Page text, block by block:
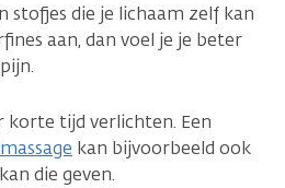
stofjes die je lichaam zelf kan
aan, dan voel je je beter
korte tijd verlichten. Een
kan bijvoorbeeld ook
die geven.